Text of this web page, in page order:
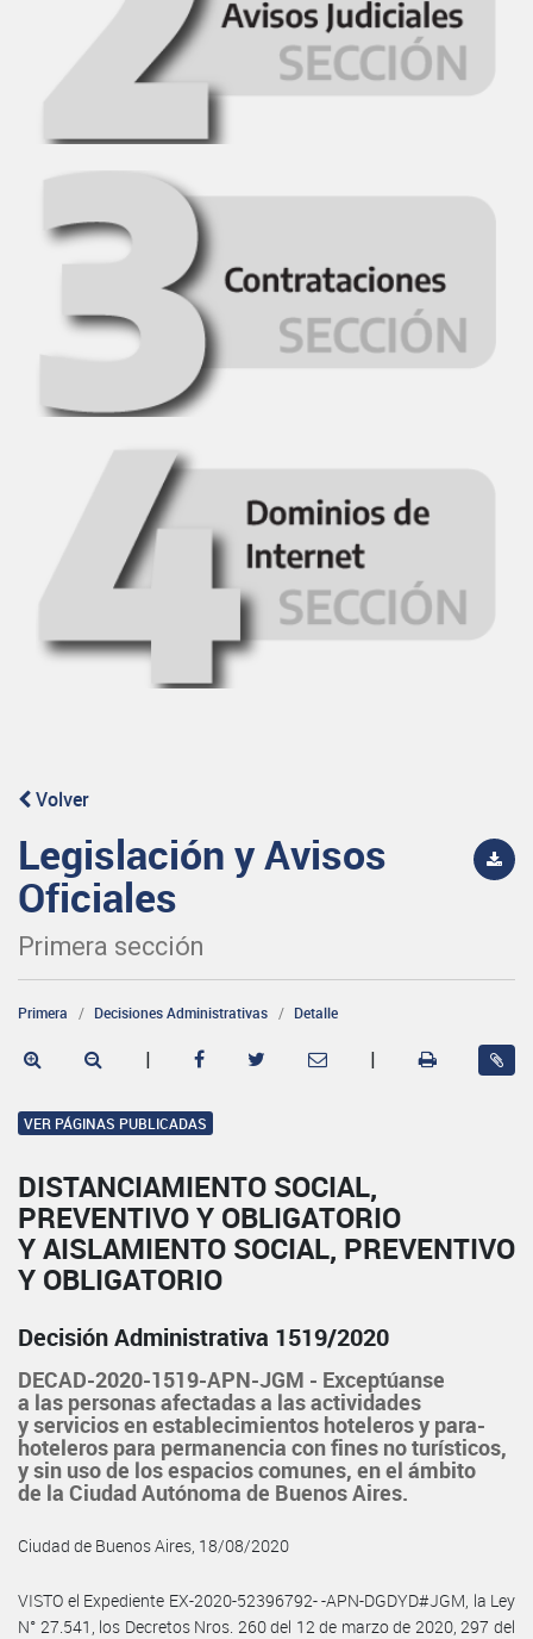
Volver
Legislación y Avisos
Oficiales
Primera sección
Primera Decisiones Administrativas Detalle
| |
VER PÁGINAS PUBLICADAS
DISTANCIAMIENTO SOCIAL,
PREVENTIVO Y OBLIGATORIO
Y AISLAMIENTO SOCIAL, PREVENTIVO
Y OBLIGATORIO
Decisión Administrativa 1519/2020
DECAD-2020-1519-APN-JGM - Exceptúanse
a las personas afectadas a las actividades
y servicios en establecimientos hoteleros y para-
hoteleros para permanencia con fines no turísticos,
y sin uso de los espacios comunes, en el ámbito
de la Ciudad Autónoma de Buenos Aires.
Ciudad de Buenos Aires, 18/08/2020
VISTO el Expediente EX-2020-52396792- -APN-DGDYD#JGM, la Ley
N° 27.541, los Decretos Nros. 260 del 12 de marzo de 2020, 297 del